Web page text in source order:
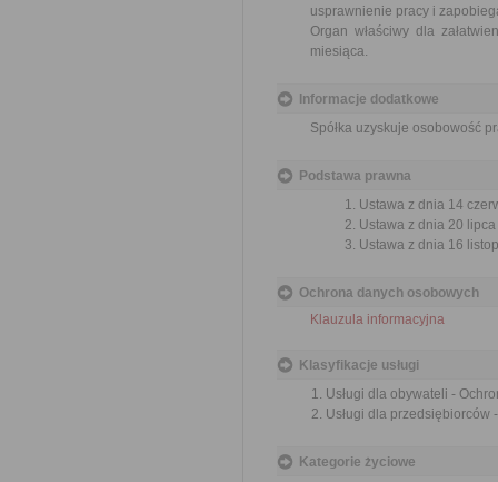
usprawnienie pracy i
Organ właściwy dla
miesiąca.
Informacje dodatkowe
Spółka uzyskuje osobowość
Podstawa prawna
Ustawa z dnia 14
Ustawa z dnia 20
Ustawa z dnia 16
Ochrona danych osobowych
Klauzula informacyjna
Klasyfikacje usługi
Usługi dla obywateli -
Usługi dla
Kategorie życiowe